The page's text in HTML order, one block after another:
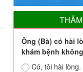
Ông (Bà) có hài
khám bệnh
Có, tôi hài lòng.